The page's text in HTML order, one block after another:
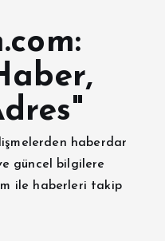
haberdar
güncel bilgilere
ile haberleri takip